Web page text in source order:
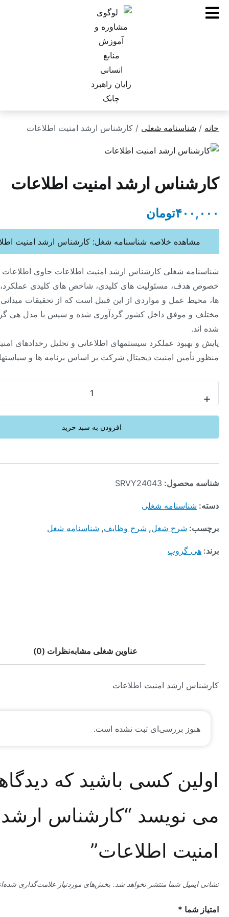
شغلی/ کارشناس ارشد امنیت اطلاعات
ارشد امنیت اطلاعات
تومان
شغلی کارشناس ارشد امنیت اطلاعات حاوی اطلاعات جامعی در
مسئولیت های کلیدی، شاخص های کلیدی عملکرد، شایستگی
عمل و مواردی از این قبیل است که از تحقیقات میدانی در صنایع
موفق داخل کشور گردآوری شده و سپس با مدل هی گروپ تحلیل
عملکرد سیستمهای اطلاعاتی و تحلیل رخدادهای امنیتی به
امنیت دیجیتال شرکت بر اساس برنامه ها و ‏سیاستهای مصوب
خلاصه شناسنامه شغل: کارشناس ارشد امنیت اطلاعات
افزودن به سبد خرید
محصول:SRVY24043
شغلی
شرح شغل ,شرح وظایف, شناسنامه شغل
گروپ
عناوین شغلی مشابهنظرات (0)
ارشد امنیت اطلاعات
بررسی‌ای ثبت نشده است.
کسی باشید که دیدگاهی
“کارشناس ارشد
اطلاعات”
شما منتشر نخواهد شد. بخش‌های موردنیاز علامت‌گذاری شده‌اند*
*